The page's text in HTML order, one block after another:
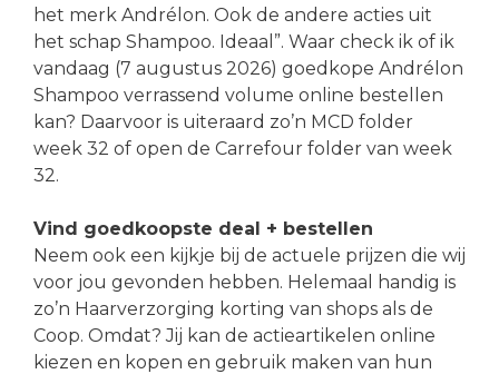
het merk Andrélon. Ook de andere acties uit
het schap Shampoo. Ideaal”. Waar check ik of ik
vandaag (7 augustus 2026) goedkope Andrélon
Shampoo verrassend volume online bestellen
kan? Daarvoor is uiteraard zo’n MCD folder
week 32 of open de Carrefour folder van week
32.
Vind goedkoopste deal + bestellen
Neem ook een kijkje bij de actuele prijzen die wij
voor jou gevonden hebben. Helemaal handig is
zo’n Haarverzorging korting van shops als de
Coop. Omdat? Jij kan de actieartikelen online
kiezen en kopen en gebruik maken van hun